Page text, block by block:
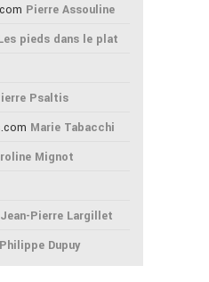
Pierre Assouline
pieds dans le plat
Psaltis
Marie Tabacchi
Mignot
Jean-Pierre Largillet
Philippe Dupuy